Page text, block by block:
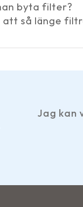
byta filter?
att så länge
Jag kan